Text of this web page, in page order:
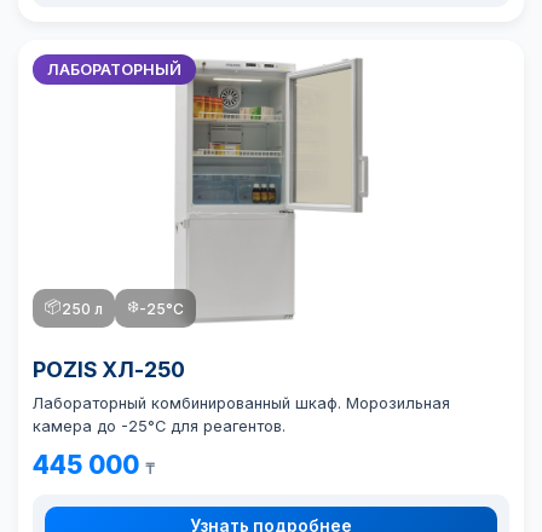
ЛАБОРАТОРНЫЙ
📦250 л ❄️-25°C
POZIS ХЛ-250
Лабораторный комбинированный шкаф. Морозильная
камера до -25°C для реагентов.
445 000 ₸
Узнать подробнее